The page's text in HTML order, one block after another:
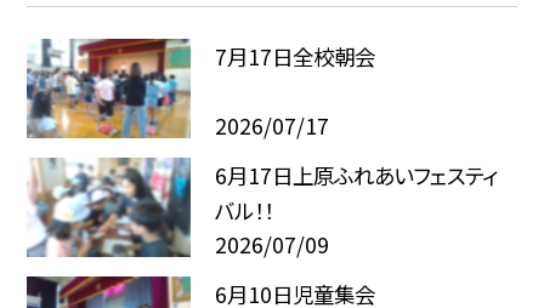
7月17日全校朝会
2026/07/17
6月17日上原ふれあいフェスティ
バル！！
2026/07/09
6月10日児童集会